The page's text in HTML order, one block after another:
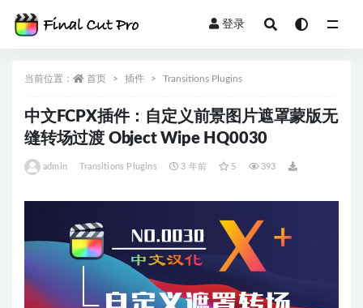
登录
当前位置： 首页 插件 Transitions Plugins
中文FCPX插件：自定义前景图片遮罩蒙版无
缝转场过渡 Object Wipe HQ0030
admin Transitions Plugins 3 年前 5 393